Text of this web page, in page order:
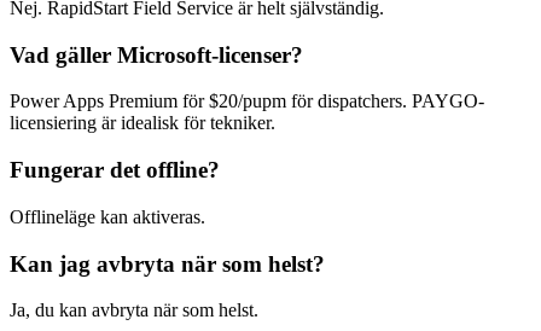
Nej. RapidStart Field Service är helt självständig.
Vad gäller Microsoft-licenser?
Power Apps Premium för $20/pupm för dispatchers. PAYGO-
licensiering är idealisk för tekniker.
Fungerar det offline?
Offlineläge kan aktiveras.
Kan jag avbryta när som helst?
Ja, du kan avbryta när som helst.